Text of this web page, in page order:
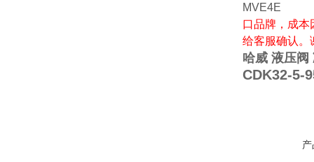
MVE4E
口品牌，成
给客服确认。
哈威 液压阀
CDK32-5-